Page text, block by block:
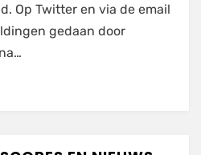
weer
online!
Op Twitter en via de email
gedaan door